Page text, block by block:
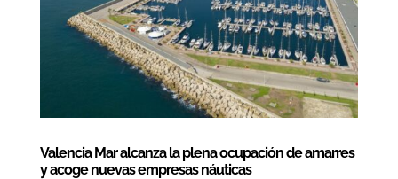
Valencia Mar alcanza la plena ocupación de amarres
y acoge nuevas empresas náuticas